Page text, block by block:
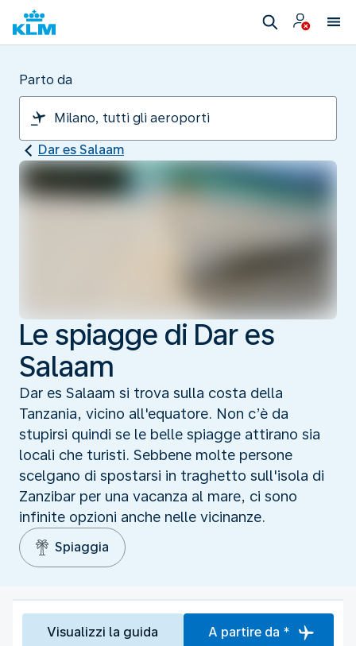
Parto da
Dar es Salaam
Le spiagge di Dar es
Salaam
Dar es Salaam si trova sulla costa della
Tanzania, vicino all'equatore. Non c’è da
stupirsi quindi se le belle spiagge attirano sia
locali che turisti. Sebbene molte persone
scelgano di spostarsi in traghetto sull'isola di
Zanzibar per una vacanza al mare, ci sono
infinite opzioni anche nelle vicinanze.
Spiaggia
Visualizzi la guida A partire da *